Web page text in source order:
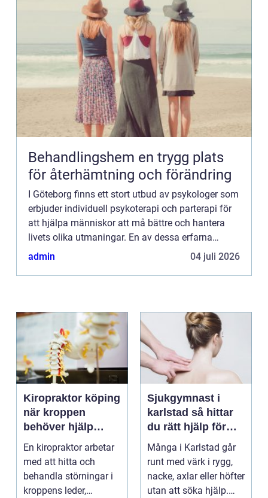
Behandlingshem en trygg plats
för återhämtning och förändring
I Göteborg finns ett stort utbud av psykologer som
erbjuder individuell psykoterapi och parterapi för
att hjälpa människor att må bättre och hantera
livets olika utmaningar. En av dessa erfarna
psykologer är Tove M...
admin 04 juli 2026
Kiropraktor köping
när kroppen
behöver hjälp
tillbaka
En kiropraktor arbetar
med att hitta och
behandla störningar i
kroppens leder,
Sjukgymnast i
karlstad så hittar
du rätt hjälp för
kroppen
Många i Karlstad går
runt med värk i rygg,
nacke, axlar eller höfter
utan att söka hjälp.